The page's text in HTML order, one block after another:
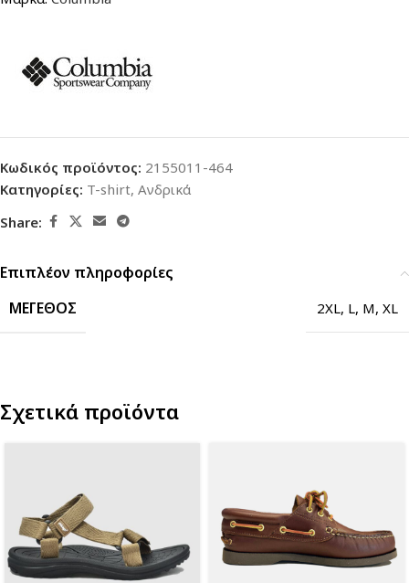
Κωδικός προϊόντος: 2155011-464
Κατηγορίες: T-shirt, Ανδρικά
Share:
Επιπλέον πληροφορίες
ΜΈΓΕΘΟΣ
2XL, L, M, XL
Σχετικά προϊόντα